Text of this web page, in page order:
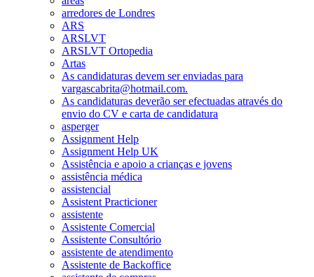
arredores de Londres
ARS
ARSLVT
ARSLVT Ortopedia
Artas
As candidaturas devem ser enviadas para
vargascabrita@hotmail.com.
As candidaturas deverão ser efectuadas através do
envio do CV e carta de candidatura
asperger
Assignment Help
Assignment Help UK
Assistência e apoio a crianças e jovens
assistência médica
assistencial
Assistent Practicioner
assistente
Assistente Comercial
Assistente Consultório
assistente de atendimento
Assistente de Backoffice